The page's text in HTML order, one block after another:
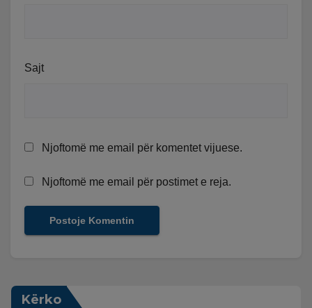
Sajt
Njoftomë me email për komentet vijuese.
Njoftomë me email për postimet e reja.
Kërko